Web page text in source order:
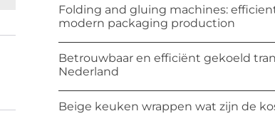
Folding and gluing machines:
modern packaging production
Betrouwbaar en efficiënt gekoeld
Nederland
Beige keuken wrappen wat zijn de